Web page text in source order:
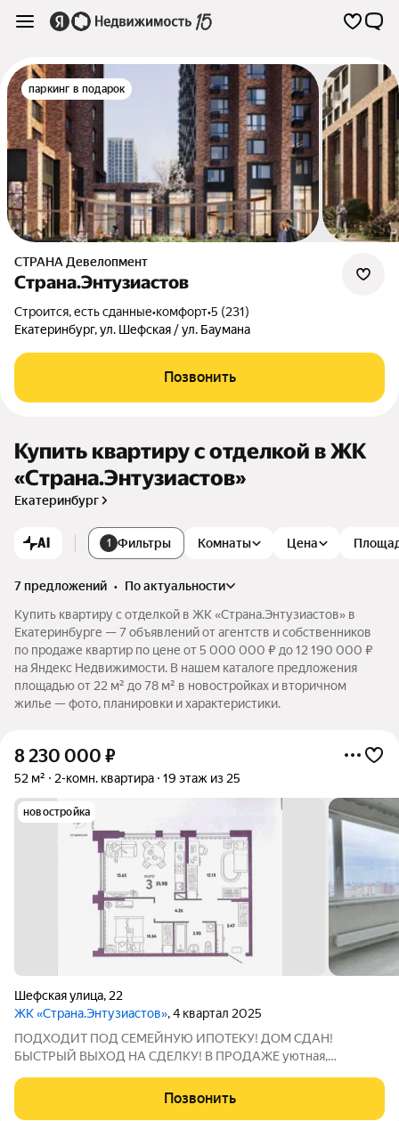
паркинг в подарок
СТРАНА Девелопмент
Страна.Энтузиастов
Строится, есть сданные•комфорт•5 (231)
Екатеринбург,ул. Шефская / ул. Баумана
Позвонить
Купить квартиру с отделкой в ЖК
«Страна.Энтузиастов»
Екатеринбург
AI 1 Фильтры Комнаты Цена
7 предложений •
по актуальности
Купить квартиру с отделкой в ЖК «Страна.Энтузиастов» в
Екатеринбурге — 7 объявлений от агентств и собственников
по продаже квартир по цене от 5 000 000 ₽ до 12 190 000 ₽
на Яндекс Недвижимости. В нашем каталоге предложения
площадью от 22 м² до 78 м² в новостройках и вторичном
жилье — фото, планировки и характеристики.
8 230 000 ₽
52 м² 2-комн. квартира 19 этаж из 25
новостройка
Шефская улица, 22
ЖК «Страна.Энтузиастов», 4 квартал 2025
ПОДХОДИТ ПОД СЕМЕЙНУЮ ИПОТЕКУ! ДОМ СДАН!
БЫСТРЫЙ ВЫХОД НА СДЕЛКУ! B ПРОДАЖЕ уютная,
Энтузиастoв. Kвартиpа cветлая, с ПАНАРАМНЫМИ ОКНАМИ!
ЗАКРЫТЫЙ ДВОР! Комфорт и безопасность Машиноместа для
Позвонить